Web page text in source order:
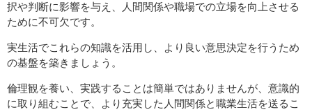
択や判断に影響を与え、人間関係や職場での立場を向上させる
ために不可欠です。
実生活でこれらの知識を活用し、より良い意思決定を行うため
の基盤を築きましょう。
倫理観を養い、実践することは簡単ではありませんが、意識的
に取り組むことで、より充実した人間関係と職業生活を送るこ